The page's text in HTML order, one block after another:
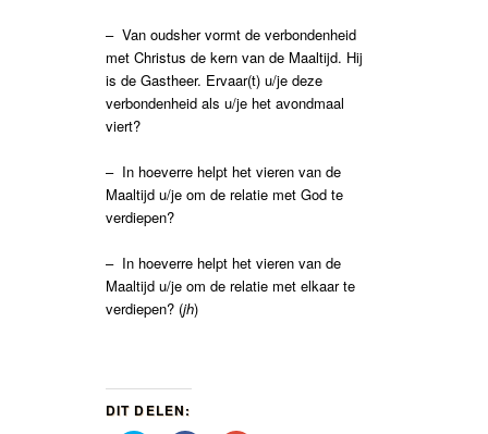
– Van oudsher vormt de verbondenheid
met Christus de kern van de Maaltijd. Hij
is de Gastheer. Ervaar(t) u/je deze
verbondenheid als u/je het avondmaal
viert?
– In hoeverre helpt het vieren van de
Maaltijd u/je om de relatie met God te
verdiepen?
– In hoeverre helpt het vieren van de
Maaltijd u/je om de relatie met elkaar te
verdiepen? (jh)
DIT DELEN: